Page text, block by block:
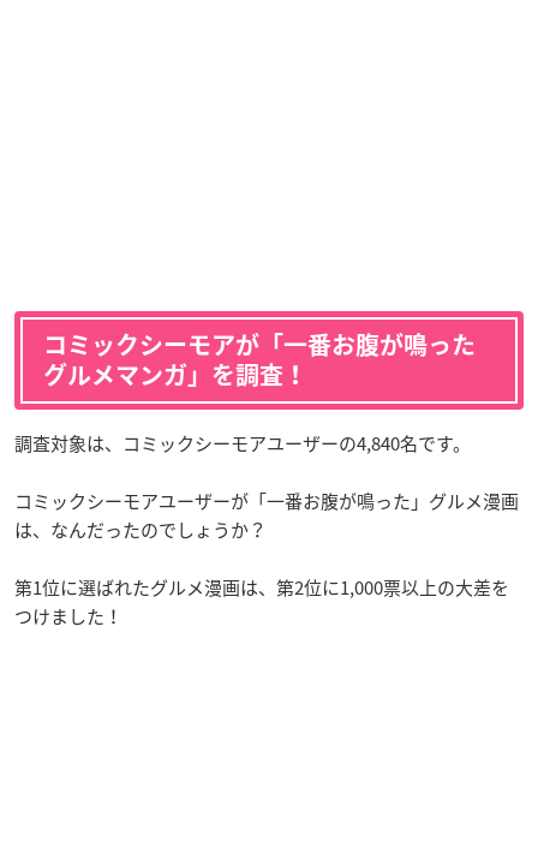
コミックシーモアが「一番お腹が鳴った
グルメマンガ」を調査！
調査対象は、コミックシーモアユーザーの4,840名です。
コミックシーモアユーザーが「一番お腹が鳴った」グルメ漫画
は、なんだったのでしょうか？
第1位に選ばれたグルメ漫画は、第2位に1,000票以上の大差を
つけました！